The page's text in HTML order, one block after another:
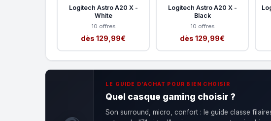
Logitech Astro A20 X -
White
10 offres
dès 129,99€
Logitech Astro A20 X -
Black
10 offres
dès 129,99€
LE GUIDE D'ACHAT POUR BIEN CHOISIR
Quel casque gaming choisir ?
Son surround, micro, confort : le guide classe